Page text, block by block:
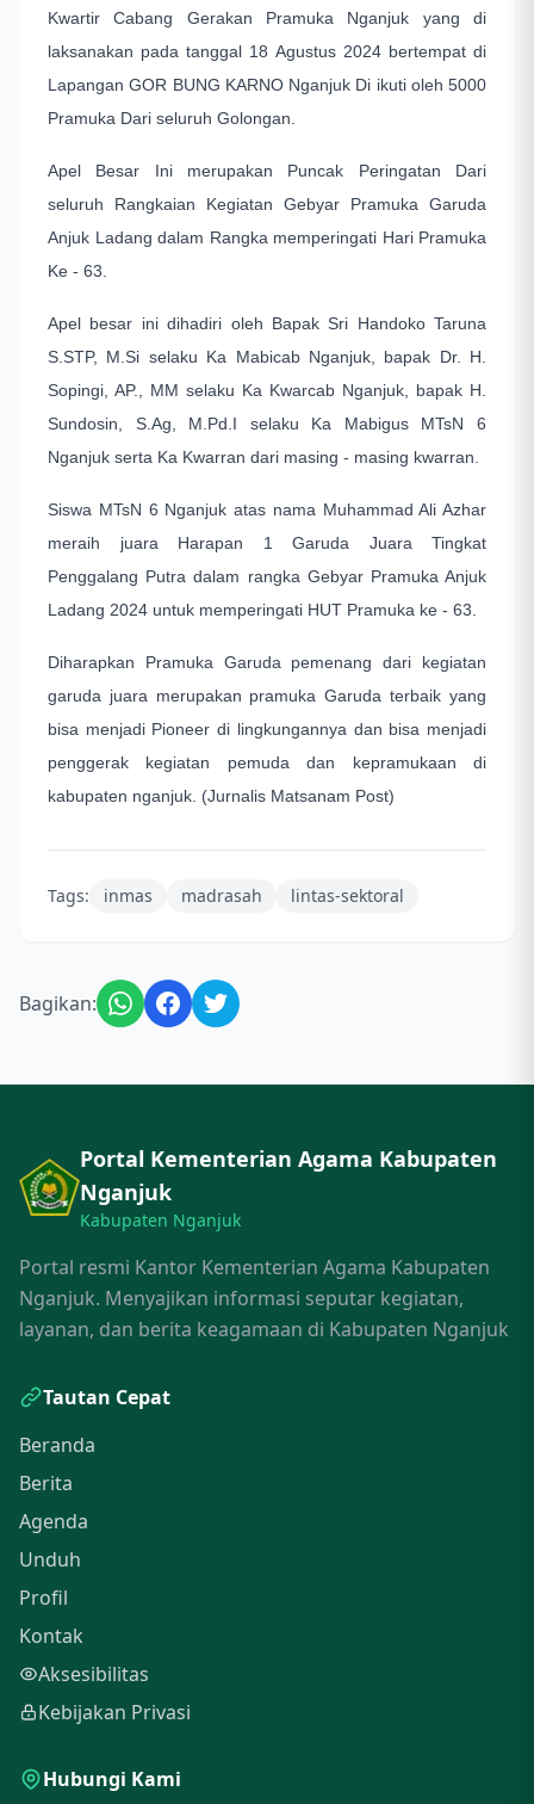
Kwartir Cabang Gerakan Pramuka Nganjuk yang di
laksanakan pada tanggal 18 Agustus 2024 bertempat di
Lapangan GOR BUNG KARNO Nganjuk Di ikuti oleh 5000
Pramuka Dari seluruh Golongan.
Apel Besar Ini merupakan Puncak Peringatan Dari
seluruh Rangkaian Kegiatan Gebyar Pramuka Garuda
Anjuk Ladang dalam Rangka memperingati Hari Pramuka
Ke - 63.
Apel besar ini dihadiri oleh Bapak Sri Handoko Taruna
S.STP, M.Si selaku Ka Mabicab Nganjuk, bapak Dr. H.
Sopingi, AP., MM selaku Ka Kwarcab Nganjuk, bapak H.
Sundosin, S.Ag, M.Pd.I selaku Ka Mabigus MTsN 6
Nganjuk serta Ka Kwarran dari masing - masing kwarran.
Siswa MTsN 6 Nganjuk atas nama Muhammad Ali Azhar
meraih juara Harapan 1 Garuda Juara Tingkat
Penggalang Putra dalam rangka Gebyar Pramuka Anjuk
Ladang 2024 untuk memperingati HUT Pramuka ke - 63.
Diharapkan Pramuka Garuda pemenang dari kegiatan
garuda juara merupakan pramuka Garuda terbaik yang
bisa menjadi Pioneer di lingkungannya dan bisa menjadi
penggerak kegiatan pemuda dan kepramukaan di
kabupaten nganjuk. (Jurnalis Matsanam Post)
Tags: inmas madrasah lintas-sektoral
Bagikan:
Portal Kementerian Agama Kabupaten
Nganjuk
Kabupaten Nganjuk
Portal resmi Kantor Kementerian Agama Kabupaten
Nganjuk. Menyajikan informasi seputar kegiatan,
layanan, dan berita keagamaan di Kabupaten Nganjuk
Tautan Cepat
Beranda
Berita
Agenda
Unduh
Profil
Kontak
Aksesibilitas
Kebijakan Privasi
Hubungi Kami